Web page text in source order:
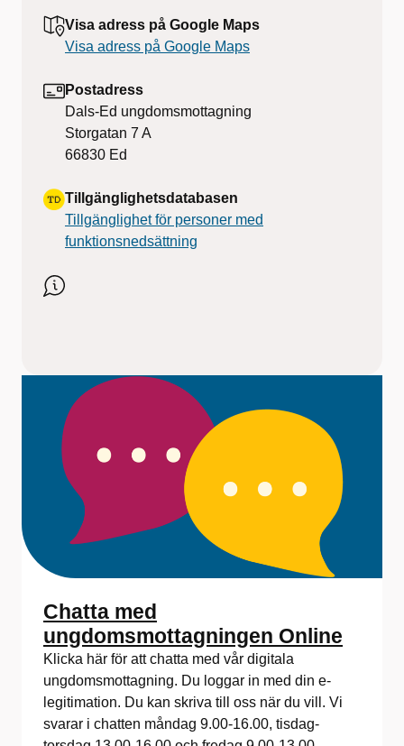
Visa adress på Google Maps
Visa adress på Google Maps
Postadress
Dals-Ed ungdomsmottagning
Storgatan 7 A
66830 Ed
Tillgänglighetsdatabasen
Tillgänglighet för personer med
funktionsnedsättning
Chatta med
ungdomsmottagningen Online
Klicka här för att chatta med vår digitala
ungdomsmottagning. Du loggar in med din e-
legitimation. Du kan skriva till oss när du vill. Vi
svarar i chatten måndag 9.00-16.00, tisdag-